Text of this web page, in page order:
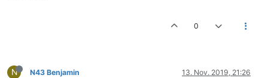
0
N N43 Benjamin 13. Nov. 2019, 21:26